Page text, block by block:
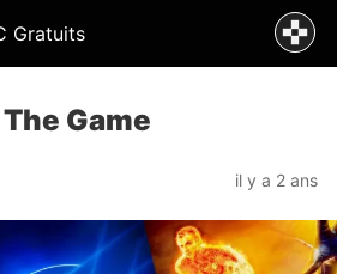
Gratuits
Game
il y a 2 ans